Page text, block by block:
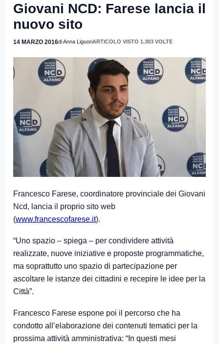
Giovani NCD: Farese lancia il
nuovo sito
14 MARZO 2016di Anna LiguoriARTICOLO VISTO 1.303 VOLTE
Francesco Farese, coordinatore provinciale dei Giovani
Ncd, lancia il proprio sito web
(www.francescofarese.it).
“Uno spazio – spiega – per condividere attività
realizzate, nuove iniziative e proposte programmatiche,
ma soprattutto uno spazio di partecipazione per
ascoltare le istanze dei cittadini e recepire le idee per la
Città”.
Francesco Farese espone poi il percorso che ha
condotto all’elaborazione dei contenuti tematici per la
prossima attività amministrativa: “In questi mesi